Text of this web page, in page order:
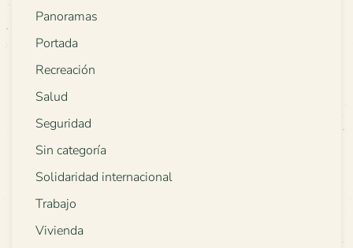
Panoramas
Portada
Recreación
Salud
Seguridad
Sin categoría
Solidaridad internacional
Trabajo
Vivienda